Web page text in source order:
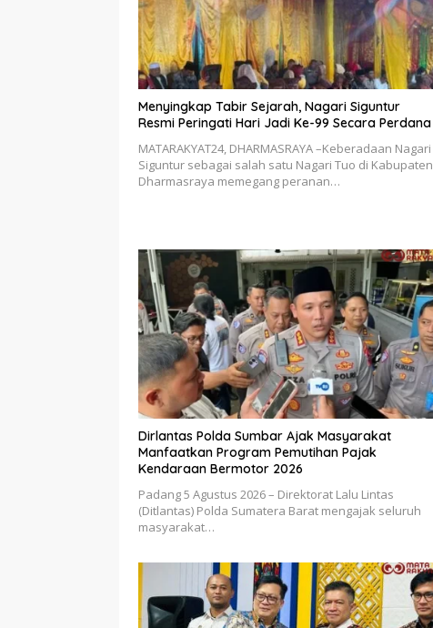
Menyingkap Tabir Sejarah, Nagari Siguntur
Resmi Peringati Hari Jadi Ke-99 Secara Perdana
MATARAKYAT24, DHARMASRAYA –Keberadaan Nagari
Siguntur sebagai salah satu Nagari Tuo di Kabupaten
Dharmasraya memegang peranan…
Dirlantas Polda Sumbar Ajak Masyarakat
Manfaatkan Program Pemutihan Pajak
Kendaraan Bermotor 2026
Padang 5 Agustus 2026 – Direktorat Lalu Lintas
(Ditlantas) Polda Sumatera Barat mengajak seluruh
masyarakat…